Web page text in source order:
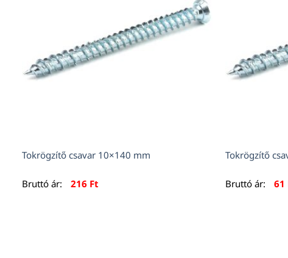
Tokrögzítő csavar 10×140 mm
Bruttó ár: 216 Ft
Tokrögzítő
Bruttó ár: 61